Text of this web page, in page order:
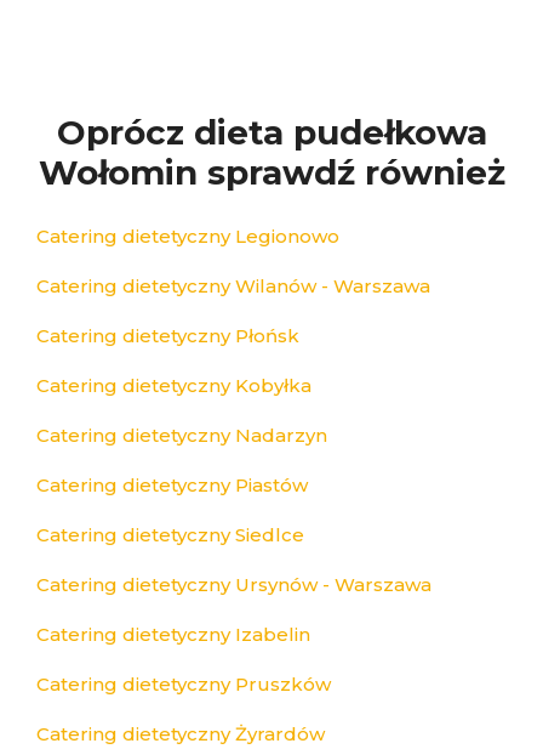
Oprócz dieta pudełkowa
Wołomin sprawdź również
Catering dietetyczny Legionowo
Catering dietetyczny Wilanów - Warszawa
Catering dietetyczny Płońsk
Catering dietetyczny Kobyłka
Catering dietetyczny Nadarzyn
Catering dietetyczny Piastów
Catering dietetyczny Siedlce
Catering dietetyczny Ursynów - Warszawa
Catering dietetyczny Izabelin
Catering dietetyczny Pruszków
Catering dietetyczny Żyrardów